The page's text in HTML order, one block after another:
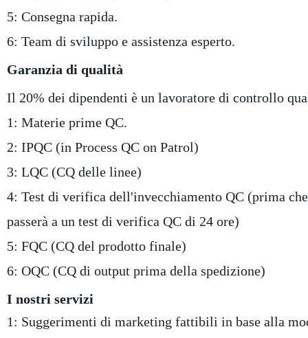
5: Consegna rapida.
6: Team di sviluppo e assistenza esperto.
Garanzia di qualità
Il 20% dei dipendenti è un lavoratore di controllo
1: Materie prime QC.
2: IPQC (in Process QC on Patrol)
3: LQC (CQ delle linee)
4: Test di verifica dell'invecchiamento QC (prima
passerà a un test di verifica QC di 24 ore)
5: FQC (CQ del prodotto finale)
6: OQC (CQ di output prima della spedizione)
I nostri servizi
1: Suggerimenti di marketing fattibili in base alla